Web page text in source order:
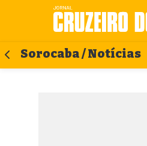
Sorocaba / Notícias